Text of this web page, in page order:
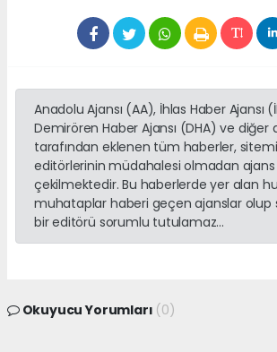
Anadolu Ajansı (AA), İhlas Haber Ajansı
Demirören Haber Ajansı (DHA) ve diğer
tarafından eklenen tüm haberler,
editörlerinin müdahalesi olmadan ajans
çekilmektedir. Bu haberlerde yer alan
muhataplar haberi geçen ajanslar olup
bir editörü sorumlu tutulamaz...
Okuyucu Yorumları (0)